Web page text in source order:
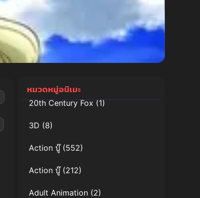
หมวดหมู่อนิเมะ
20th Century Fox(1)
3D (8)
Action บู๊(552)
Action บู๊(212)
Adult Animation (2)